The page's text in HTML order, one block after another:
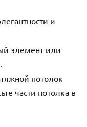
и
элемент или
потолок
части потолка в